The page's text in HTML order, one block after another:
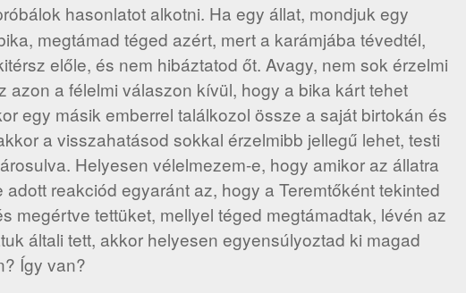
hasonlatot alkotni. Ha egy állat, mondjuk egy
megtámad téged azért, mert a karámjába tévedtél,
előle, és nem hibáztatod őt. Avagy, nem sok érzelmi
azon a félelmi válaszon kívül, hogy a bika kárt tehet
egy másik emberrel találkozol össze a saját birtokán és
a visszahatásod sokkal érzelmibb jellegű lehet, testi
Helyesen vélelmezem-e, hogy amikor az állatra
adott reakciód egyaránt az, hogy a Teremtőként tekinted
megértve tettüket, mellyel téged megtámadtak, lévén az
általi tett, akkor helyesen egyensúlyoztad ki magad
Így van?